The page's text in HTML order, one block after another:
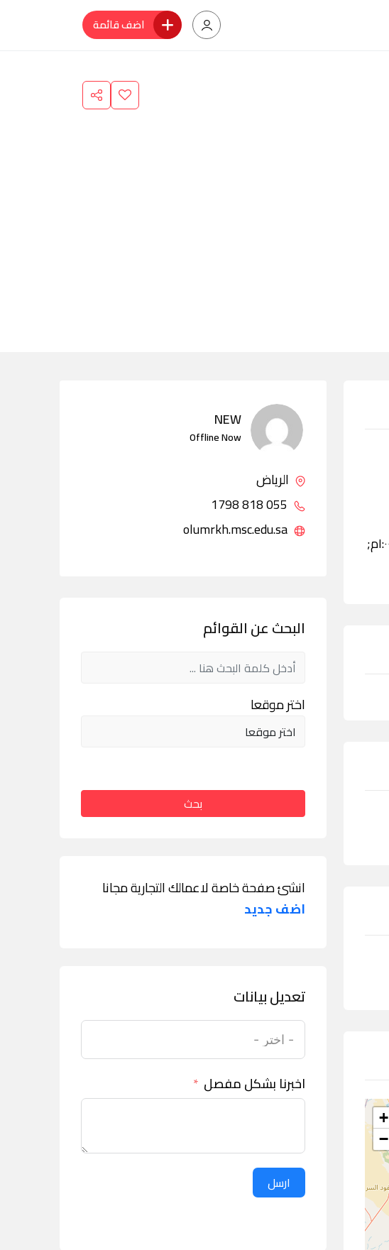
اضف قائمة
الأربعاء، ٦:٠٠ص إلى ١:٠٠م; الخميس، ٦:٠٠ص إلى ١:٠٠م; الجمعة، مغلق; السبت، مغلق; الأحد، ٦:٠٠ص إلى ١:٠٠م;
+
−
NEW
Offline Now
الرياض
البحث عن القوائم
اختر موقعا
بحث
انشئ صفحة خاصة لاعمالك التجارية مجانا
اضف جديد
تعديل بيانات
اخبرنا بشكل مفصل
ارسل